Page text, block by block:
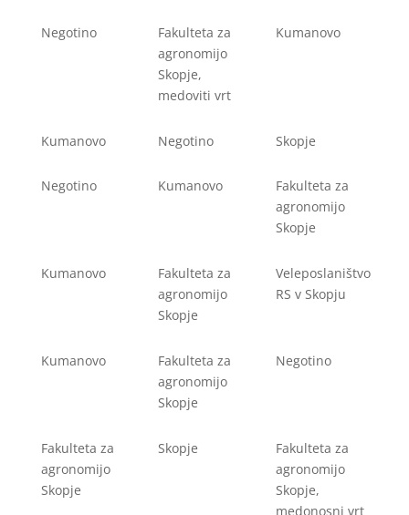
Negotino
Fakulteta za
agronomijo
Skopje,
medoviti vrt
Kumanovo
Kumanovo Negotino Skopje
Negotino Kumanovo
Fakulteta za
agronomijo
Skopje
Kumanovo
Fakulteta za
agronomijo
Skopje
Veleposlaništvo
RS v Skopju
Kumanovo
Fakulteta za
agronomijo
Skopje
Negotino
Fakulteta za
agronomijo
Skopje
Skopje
Fakulteta za
agronomijo
Skopje,
medonosni vrt